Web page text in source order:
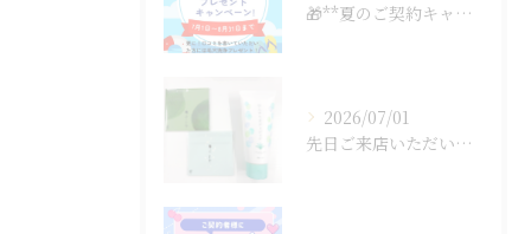
🎁**夏のご契約キャンペーン開催中！**🎁
2026/07/01
先日ご来店いただいたお客様から、よーじやのあぶらとり紙とラム...